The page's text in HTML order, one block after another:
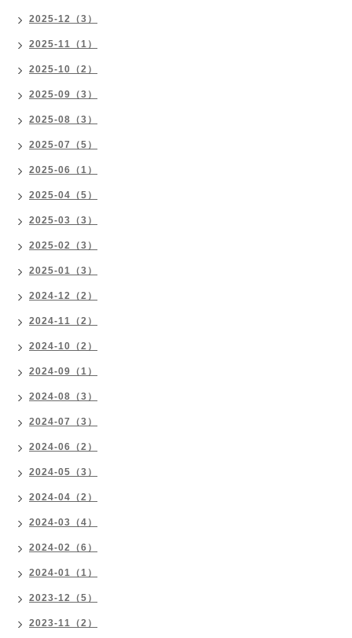
2025-12（3）
2025-11（1）
2025-10（2）
2025-09（3）
2025-08（3）
2025-07（5）
2025-06（1）
2025-04（5）
2025-03（3）
2025-02（3）
2025-01（3）
2024-12（2）
2024-11（2）
2024-10（2）
2024-09（1）
2024-08（3）
2024-07（3）
2024-06（2）
2024-05（3）
2024-04（2）
2024-03（4）
2024-02（6）
2024-01（1）
2023-12（5）
2023-11（2）